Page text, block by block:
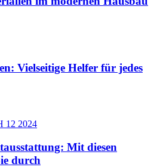
Vielseitige Helfer für jedes
Mit diesen
durch